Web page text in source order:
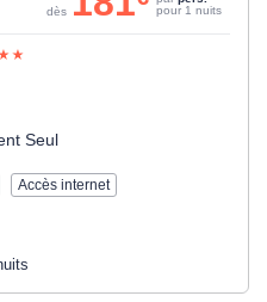
Seul
Accès internet
dès
pour 1 nuits